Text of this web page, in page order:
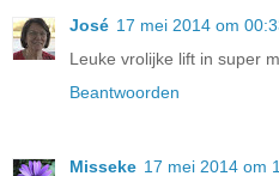
José 17 mei 2014 om
Leuke vrolijke lift in super
Beantwoorden
Misseke 17 mei 2014 om